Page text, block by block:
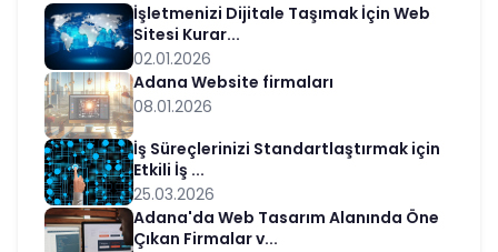
İşletmenizi Dijitale Taşımak İçin Web
Sitesi Kurar...
02.01.2026
Adana Website firmaları
08.01.2026
İş Süreçlerinizi Standartlaştırmak için
Etkili İş ...
25.03.2026
Adana'da Web Tasarım Alanında Öne
Çıkan Firmalar v...